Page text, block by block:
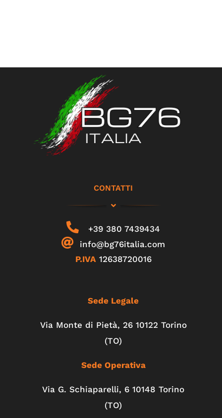
CONTATTI
+39 380 7439434
info@bg76italia.com
P.IVA 12638720016
Sede Legale
Via Monte di Pietà, 26 10122 Torino
(TO)
Sede Operativa
Via G. Schiaparelli, 6 10148 Torino
(TO)